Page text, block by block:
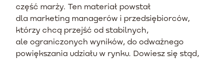
część marży. Ten materiał powstał
dla marketing managerów i przedsiębiorców,
którzy chcą przejść od stabilnych,
ale ograniczonych wyników, do odważnego
powiększania udziału w rynku. Dowiesz się stąd,